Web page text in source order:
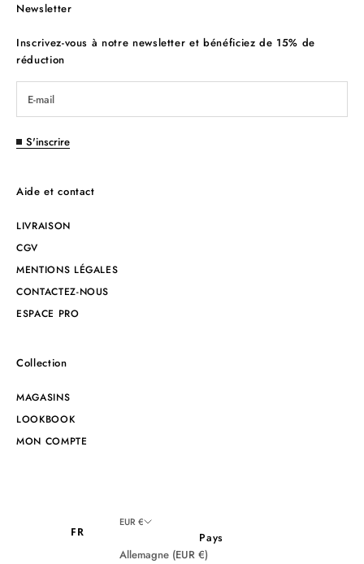
Newsletter
Inscrivez-vous à notre newsletter et bénéficiez de 15% de
réduction
S'inscrire
Aide et contact
LIVRAISON
CGV
MENTIONS LÉGALES
CONTACTEZ-NOUS
ESPACE PRO
Collection
MAGASINS
LOOKBOOK
MON COMPTE
FR
EUR €
Pays
Allemagne (EUR €)